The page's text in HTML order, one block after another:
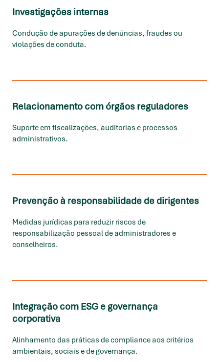
Investigações internas
Condução de apurações de denúncias, fraudes ou
violações de conduta.
Relacionamento com órgãos reguladores
Suporte em fiscalizações, auditorias e processos
administrativos.
Prevenção à responsabilidade de dirigentes
Medidas jurídicas para reduzir riscos de
responsabilização pessoal de administradores e
conselheiros.
Integração com ESG e governança
corporativa
Alinhamento das práticas de compliance aos critérios
ambientais, sociais e de governança.